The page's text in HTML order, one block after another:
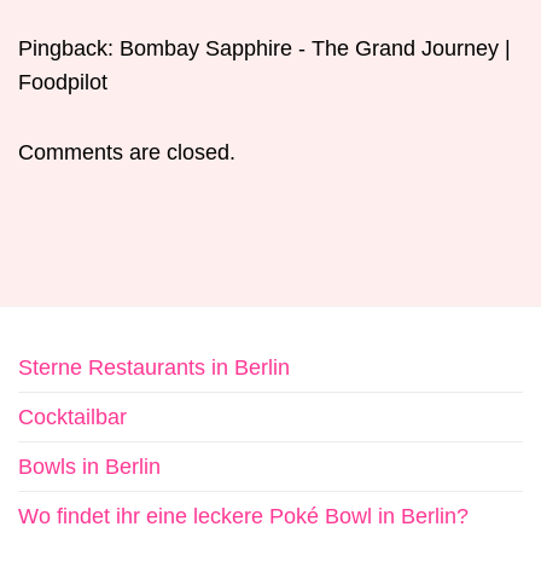
Pingback: Bombay Sapphire - The Grand Journey |
Foodpilot
Comments are closed.
Sterne Restaurants in Berlin
Cocktailbar
Bowls in Berlin
Wo findet ihr eine leckere Poké Bowl in Berlin?